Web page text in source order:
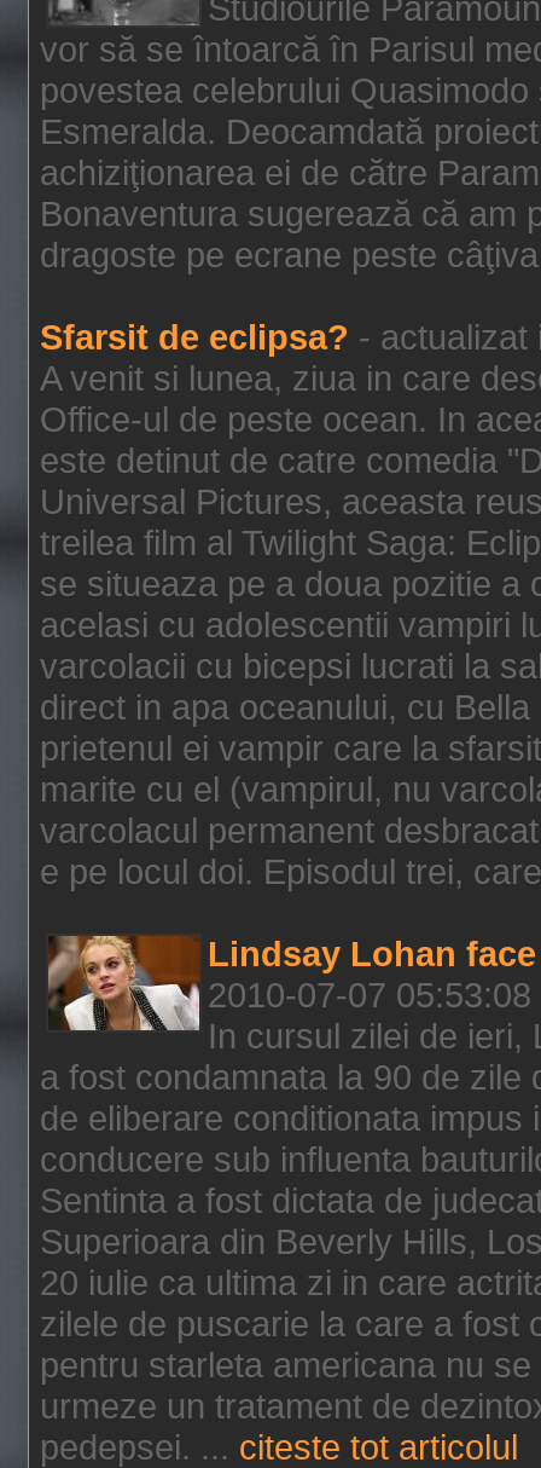
vor să se întoarcă în Parisul
povestea celebrului
Esmeralda. Deocamdată
achiziţionarea ei de către
Bonaventura sugerează că am
dragoste pe ecrane peste
Sfarsit de eclipsa? - actualizat
A venit si lunea, ziua in care
Office-ul de peste ocean. In
este detinut de catre comedia
Universal Pictures, aceasta
treilea film al Twilight Saga:
se situeaza pe a doua pozitie a
acelasi cu adolescentii vampiri
varcolacii cu bicepsi lucrati la
direct in apa oceanului, cu
prietenul ei vampir care la
marite cu el (vampirul, nu
varcolacul permanent
e pe locul doi. Episodul trei,
Lindsay Lohan
2010-07-07 05:53:08
In cursul zilei de ieri,
a fost condamnata la 90 de
de eliberare conditionata
conducere sub influenta
Sentinta a fost dictata de
Superioara din Beverly Hills,
20 iulie ca ultima zi in care
zilele de puscarie la care a fost
pentru starleta americana nu
urmeze un tratament de
pedepsei. ... citeste tot articolul